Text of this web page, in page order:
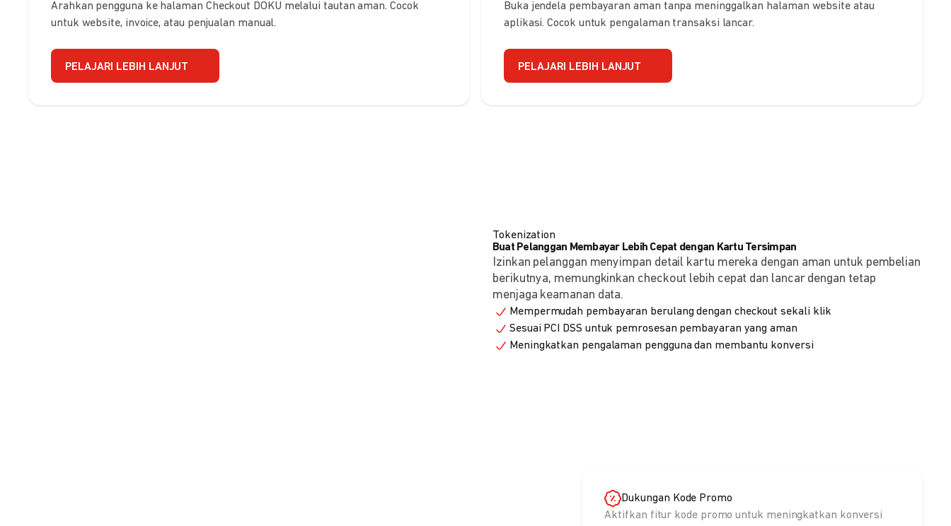
Arahkan pengguna ke halaman Checkout DOKU melalui tautan aman. Cocok
untuk website, invoice, atau penjualan manual.
PELAJARI LEBIH LANJUT
Buka jendela pembayaran aman tanpa meninggalkan halaman website atau
aplikasi. Cocok untuk pengalaman transaksi lancar.
PELAJARI LEBIH LANJUT
Tokenization
Buat Pelanggan Membayar Lebih Cepat dengan Kartu Tersimpan
Izinkan pelanggan menyimpan detail kartu mereka dengan aman untuk pembelian
berikutnya, memungkinkan checkout lebih cepat dan lancar dengan tetap
menjaga keamanan data.
Mempermudah pembayaran berulang dengan checkout sekali klik
Sesuai PCI DSS untuk pemrosesan pembayaran yang aman
Meningkatkan pengalaman pengguna dan membantu konversi
Dukungan Kode Promo
Aktifkan fitur kode promo untuk meningkatkan konversi